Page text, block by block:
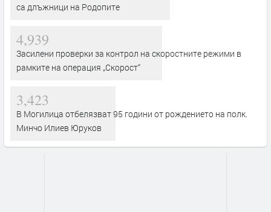
са длъжници на Родопите
4,939
Засилени проверки за контрол на скоростните режими в
рамките на операция „Скорост“
3,423
В Могилица отбелязват 95 години от рождението на полк.
Минчо Илиев Юруков